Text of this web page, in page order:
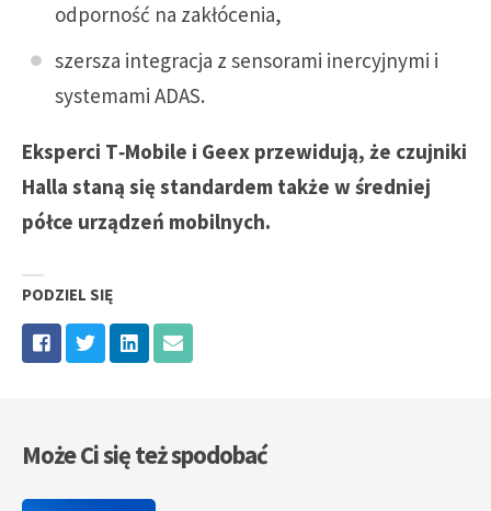
odporność na zakłócenia,
szersza integracja z sensorami inercyjnymi i
systemami ADAS.
Eksperci T‑Mobile i Geex przewidują, że czujniki
Halla staną się standardem także w średniej
półce urządzeń mobilnych.
PODZIEL SIĘ
Może Ci się też spodobać